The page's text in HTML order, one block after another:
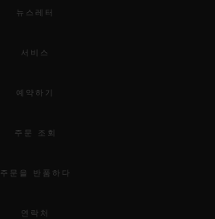
뉴스레터
서비스
예약하기
주문 조회
주문을 반품하다
연락처